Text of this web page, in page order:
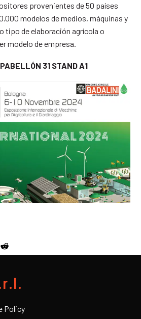
provenientes de 50 países
modelos de medios, máquinas y
tipo de elaboración agrícola o
modelo de empresa.
PABELLÓN 31 STAND A1
Policy